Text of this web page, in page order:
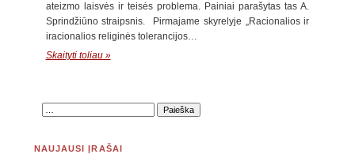
ateizmo laisvės ir teisės problema. Painiai parašytas tas A.
Sprindžiūno straipsnis. Pirmajame skyrelyje „Racionalios ir
iracionalios religinės tolerancijos…
Skaityti toliau »
NAUJAUSI ĮRAŠAI